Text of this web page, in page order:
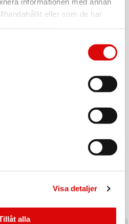
eller som de har
Visa detaljer
alla
ett handplockat sortiment av
säsongens efterfrågan och
KAMPANJ